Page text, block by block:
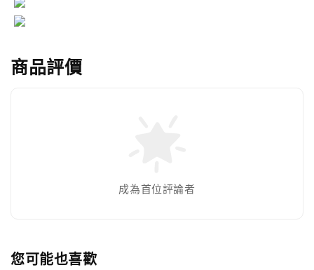
商品評價
成為首位評論者
您可能也喜歡